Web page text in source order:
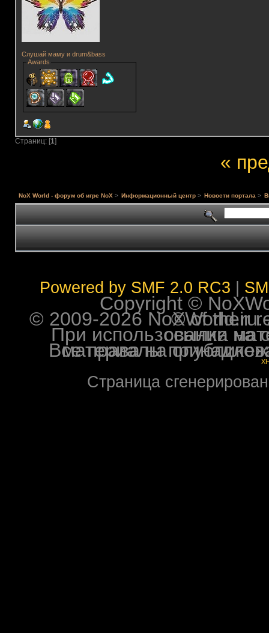
Слушай маму и drum&bass
Awards
Страниц: [1]
«
NoX World - форум об игре NoX > Информационный центр > Новости портала >
Powered by SMF 2.0 RC3
Copyright ©
© 2009-2026 NoXWorld.ru. All
При использовании
Все права на опубликованные на форуме
Страница